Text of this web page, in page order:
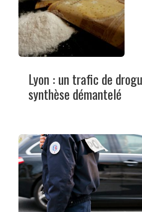
Lyon : un trafic de
synthèse démantelé